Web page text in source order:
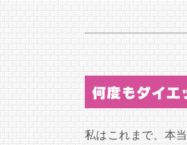
何度もダイエ
私はこれまで、本